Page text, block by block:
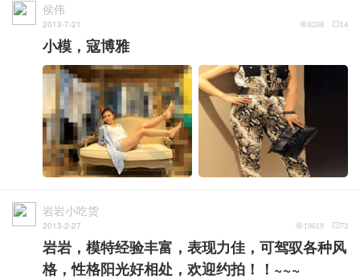
侯伟
2013-7-21 14
8208
小模，寇博雅
岩岩小吃货
2013-2-27 73
19619
岩岩，模特经验丰富，表现力佳，可驾驭各种风
格，性格阳光好相处，欢迎约拍！！~~~